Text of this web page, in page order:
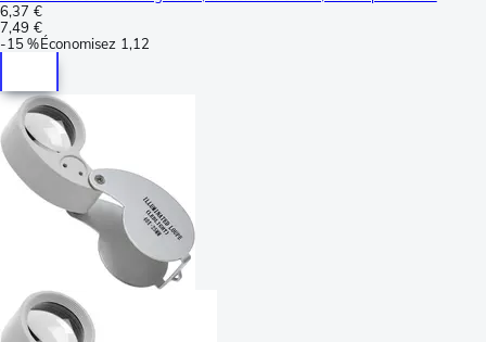
6,37 €
7,49 €
-15 %Économisez 1,12